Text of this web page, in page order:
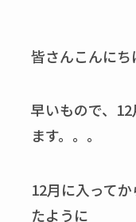
皆さんこんにち
早いもので、
ます。。。
12月に入って
たように